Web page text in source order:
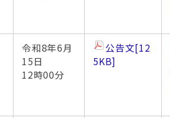
令和8年6月
15日
12時00分
公告文[12
5KB]